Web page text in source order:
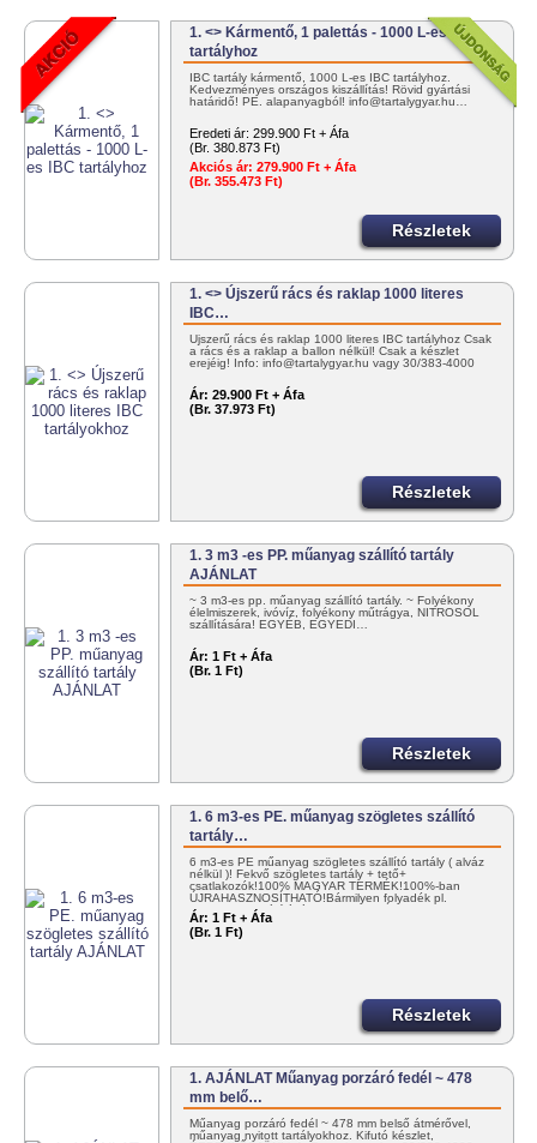
1. <> Kármentő, 1 palettás - 1000 L-es IBC
tartályhoz
IBC tartály kármentő, 1000 L-es IBC tartályhoz.
Kedvezményes országos kiszállítás! Rövid gyártási
határidő! PE. alapanyagból! info@tartalygyar.hu…
Eredeti ár: 299.900 Ft + Áfa
(Br. 380.873 Ft)
Akciós ár: 279.900 Ft + Áfa
(Br. 355.473 Ft)
Részletek
1. <> Újszerű rács és raklap 1000 literes
IBC…
Újszerű rács és raklap 1000 literes IBC tartályhoz Csak
a rács és a raklap a ballon nélkül! Csak a készlet
erejéig! Info: info@tartalygyar.hu vagy 30/383-4000
Ár: 29.900 Ft + Áfa
(Br. 37.973 Ft)
Részletek
1. 3 m3 -es PP. műanyag szállító tartály
AJÁNLAT
~ 3 m3-es pp. műanyag szállító tartály. ~ Folyékony
élelmiszerek, ivóvíz, folyékony műtrágya, NITROSOL
szállítására! EGYÉB, EGYEDI…
Ár: 1 Ft + Áfa
(Br. 1 Ft)
Részletek
1. 6 m3-es PE. műanyag szögletes szállító
tartály…
6 m3-es PE műanyag szögletes szállító tartály ( alváz
nélkül )! Fekvő szögletes tartály + tető+
csatlakozók!100% MAGYAR TERMÉK!100%-ban
ÚJRAHASZNOSÍTHATÓ!Bármilyen folyadék pl.
NITROSOL szállítására! KEDVEZMÉNYES…
Ár: 1 Ft + Áfa
(Br. 1 Ft)
Részletek
1. AJÁNLAT Műanyag porzáró fedél ~ 478
mm belő…
Műanyag porzáró fedél ~ 478 mm belső átmérővel,
műanyag nyitott tartályokhoz. Kifutó készlet,